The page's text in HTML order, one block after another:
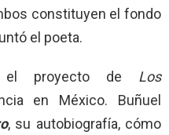
constituyen el fondo
el poeta.
el proyecto de Los
en México. Buñuel
, su autobiografía, cómo